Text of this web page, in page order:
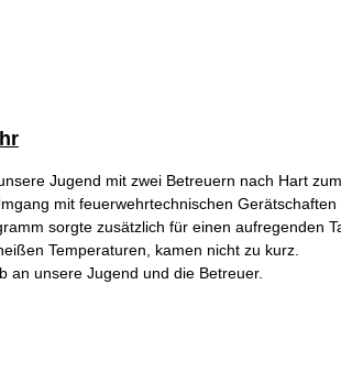
Jugend mit zwei Betreuern nach Hart
mit feuerwehrtechnischen Gerätschaften
sorgte zusätzlich für einen aufregenden
Temperaturen, kamen nicht zu kurz.
an unsere Jugend und die Betreuer.